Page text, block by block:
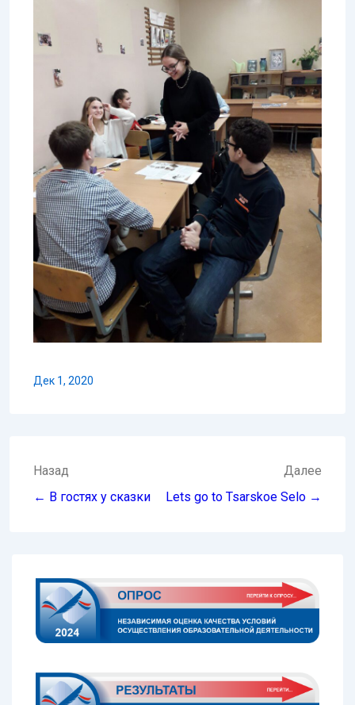
Дек 1, 2020
Навигация
по
Назад
← В гостях у сказки
Далее
Lets go to Tsarskoe Selo →